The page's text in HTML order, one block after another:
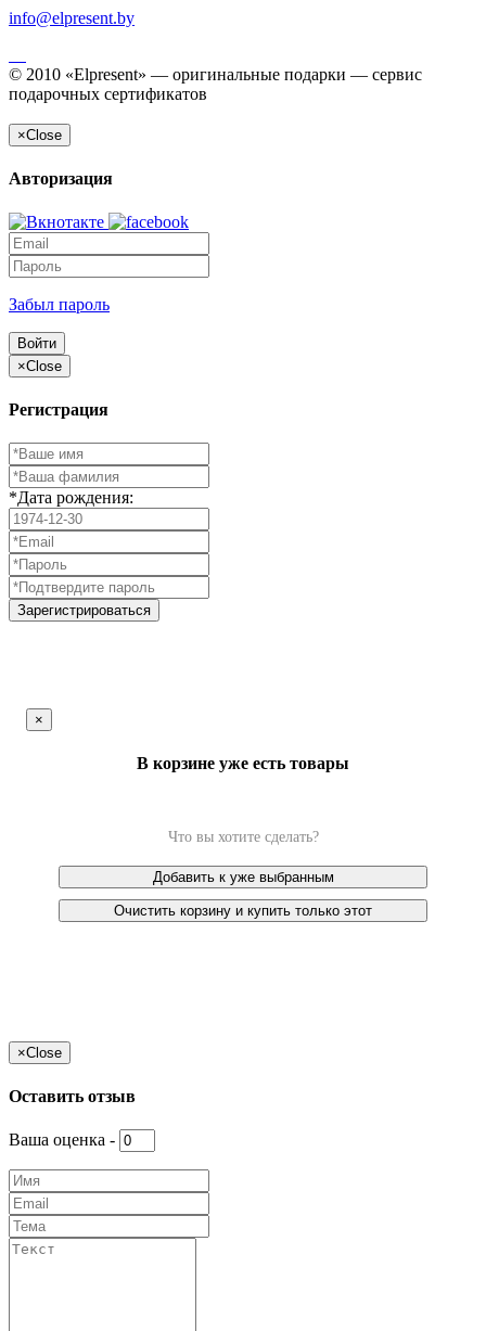
info@elpresent.by
© 2010 «Elpresent» — оригинальные подарки — сервис
подарочных сертификатов
×Close
Авторизация
Забыл пароль
Войти
×Close
Регистрация
*Дата рождения:
Зарегистрироваться
×
В корзине уже есть товары
Что вы хотите сделать?
Добавить к уже выбранным
Очистить корзину и купить только этот
×Close
Оставить отзыв
Ваша оценка -